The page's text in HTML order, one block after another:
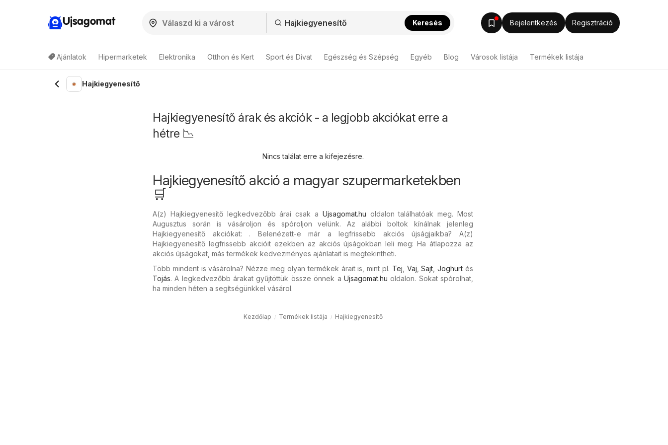
Ujsagomat Keresés Bejelentkezés Regisztráció
Ajánlatok Hipermarketek Elektronika Otthon és Kert Sport és Divat Egészség és Szépség Egyéb Blog Városok listája Termékek listája
Hajkiegyenesítő
Hajkiegyenesítő árak és akciók - a legjobb akciókat erre a
hétre 📉
Nincs találat erre a kifejezésre.
Hajkiegyenesítő akció a magyar szupermarketekben
🛒
A(z) Hajkiegyenesítő legkedvezőbb árai csak a Ujsagomat.hu oldalon találhatóak meg. Most
Augusztus során is vásároljon és spóroljon velünk. Az alábbi boltok kínálnak jelenleg
Hajkiegyenesítő akciókat: . Belenézett-e már a legfrissebb akciós újságjaikba? A(z)
Hajkiegyenesítő legfrissebb akcióit ezekben az akciós újságokban leli meg: Ha átlapozza az
akciós újságokat, más termékek kedvezményes ajánlatait is megtekintheti.
Több mindent is vásárolna? Nézze meg olyan termékek árait is, mint pl. Tej Vaj ,Sajt ,Joghurt és
Tojás. A legkedvezőbb árakat gyűjtöttük össze önnek a Ujsagomat.hu oldalon. Sokat spórolhat,
ha minden héten a segítségünkkel vásárol.
Kezdőlap Termékek listája Hajkiegyenesítő